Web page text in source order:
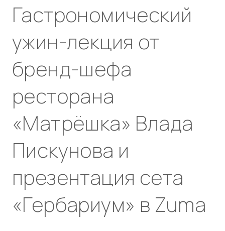
Гастрономический
ужин-лекция от
бренд-шефа
ресторана
«Матрёшка» Влада
Пискунова и
презентация сета
«Гербариум» в Zuma